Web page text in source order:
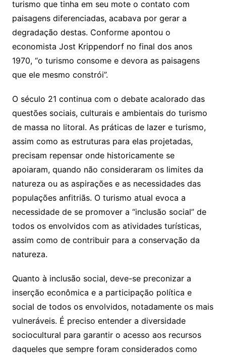
turismo que tinha em seu mote o contato com
paisagens diferenciadas, acabava por gerar a
degradação destas. Conforme apontou o
economista Jost Krippendorf no final dos anos
1970, “o turismo consome e devora as paisagens
que ele mesmo constrói”.
O século 21 continua com o debate acalorado das
questões sociais, culturais e ambientais do turismo
de massa no litoral. As práticas de lazer e turismo,
assim como as estruturas para elas projetadas,
precisam repensar onde historicamente se
apoiaram, quando não consideraram os limites da
natureza ou as aspirações e as necessidades das
populações anfitriãs. O turismo atual evoca a
necessidade de se promover a “inclusão social” de
todos os envolvidos com as atividades turísticas,
assim como de contribuir para a conservação da
natureza.
Quanto à inclusão social, deve-se preconizar a
inserção econômica e a participação política e
social de todos os envolvidos, notadamente os mais
vulneráveis. É preciso entender a diversidade
sociocultural para garantir o acesso aos recursos
daqueles que sempre foram considerados como